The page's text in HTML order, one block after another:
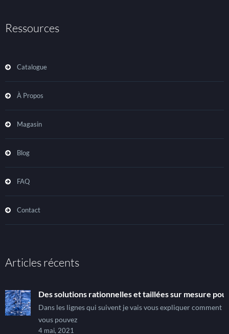
Ressources
Catalogue
À Propos
Magasin
Blog
FAQ
Contact
Articles récents
Des solutions rationnelles et taillées sur mesure
Dans les lignes qui suivent je vais vous expliquer comment
vous pouvez
4 mai, 2021